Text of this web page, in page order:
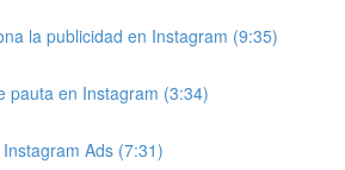
la publicidad en Instagram (9:35)
pauta en Instagram (3:34)
Ads (7:31)